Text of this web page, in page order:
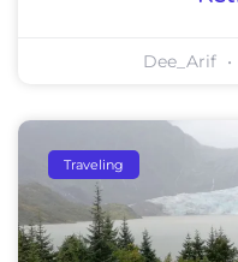
Dee_Arif
Traveling